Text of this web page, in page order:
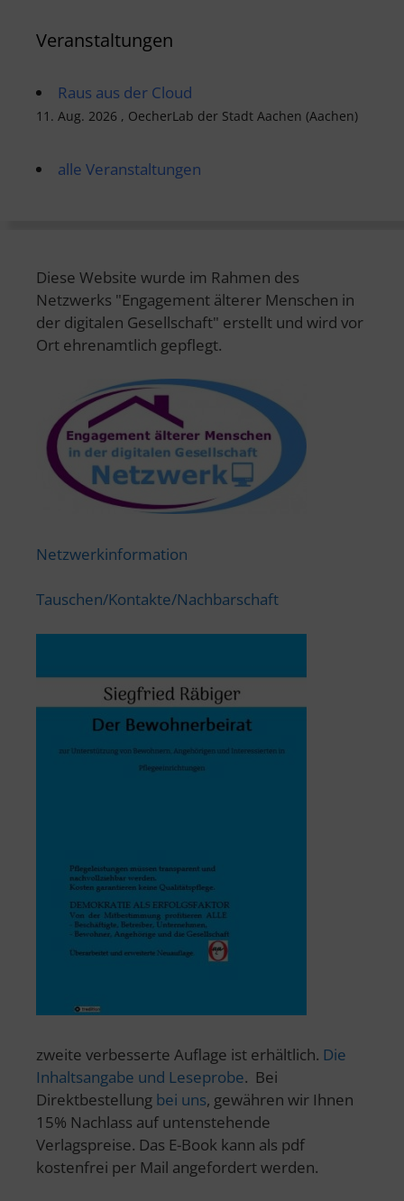
Veranstaltungen
Raus aus der Cloud
11. Aug. 2026 , OecherLab der Stadt Aachen (Aachen)
alle Veranstaltungen
Diese Website wurde im Rahmen des
Netzwerks "Engagement älterer Menschen in
der digitalen Gesellschaft" erstellt und wird vor
Ort ehrenamtlich gepflegt.
Netzwerkinformation
Tauschen/Kontakte/Nachbarschaft
zweite verbesserte Auflage ist erhältlich. Die
Inhaltsangabe und Leseprobe. Bei
Direktbestellung bei uns, gewähren wir Ihnen
15% Nachlass auf untenstehende
Verlagspreise. Das E-Book kann als pdf
kostenfrei per Mail angefordert werden.